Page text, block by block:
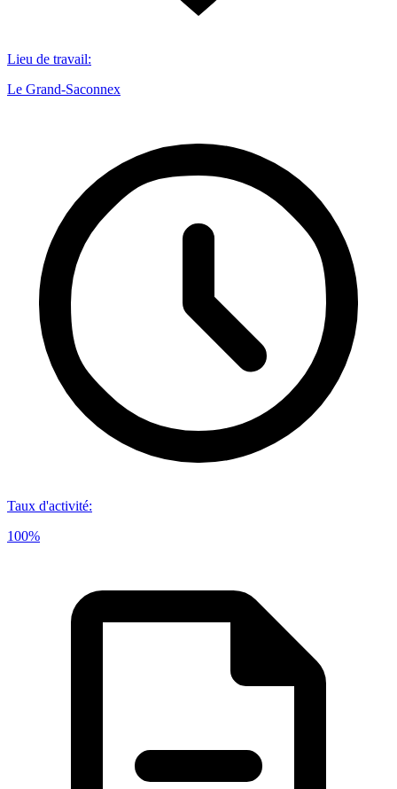
Lieu de travail:
Le Grand-Saconnex
Taux d'activité:
100%